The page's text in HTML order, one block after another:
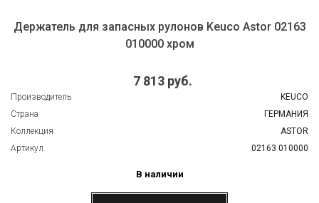
Держатель для запасных рулонов Keuco Astor 02163
010000 хром
7 813 руб.
Производитель
KEUCO
Страна
ГЕРМАНИЯ
Коллекция
ASTOR
Артикул
02163 010000
В наличии